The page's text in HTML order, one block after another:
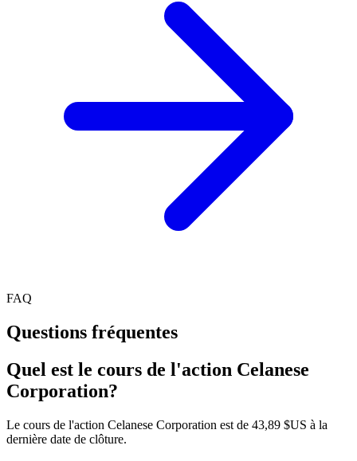
FAQ
Questions fréquentes
Quel est le cours de l'action Celanese
Corporation?
Le cours de l'action Celanese Corporation est de 43,89 $US à la
dernière date de clôture.